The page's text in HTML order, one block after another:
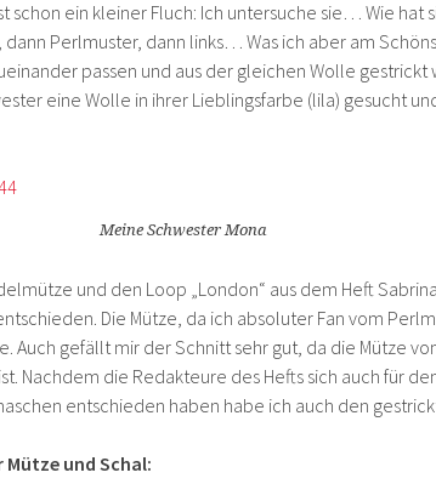
schon ein kleiner Fluch: Ich untersuche sie… Wie hat
dann Perlmuster, dann links… Was ich aber am
passen und aus der gleichen Wolle gestrickt
eine Wolle in ihrer Lieblingsfarbe (lila) gesucht
Meine Schwester Mona
und den Loop „London“ aus dem Heft
Die Mütze, da ich absoluter Fan vom
Auch gefällt mir der Schnitt sehr gut, da die Mütze
Nachdem die Redakteure des Hefts sich auch für
entschieden haben habe ich auch den
und Schal: